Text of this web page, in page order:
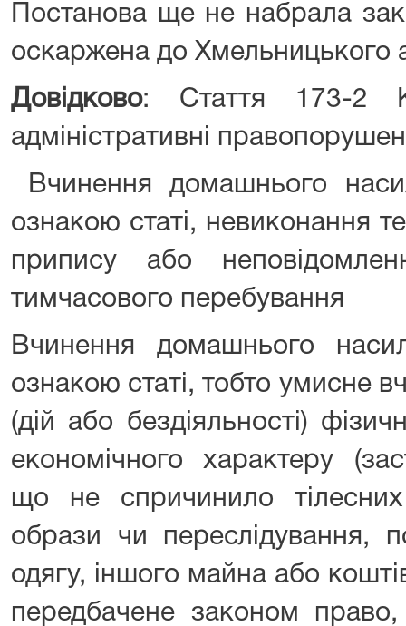
Постанова ще не набрала
оскаржена до Хмельницького
Довідково: Стаття 173-2
адміністративні
Вчинення домашнього
ознакою статі, невиконання
припису або
тимчасового перебування
Вчинення домашнього
ознакою статі, тобто умисне
(дій або бездіяльності)
економічного характеру
що не спричинило
образи чи переслідування,
одягу, іншого майна або
передбачене законом